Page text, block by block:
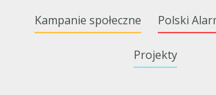
Kampanie społeczne Polski
Projekty